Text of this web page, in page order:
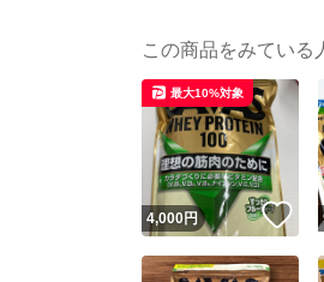
この商品をみている
4,000円
最大10%対象